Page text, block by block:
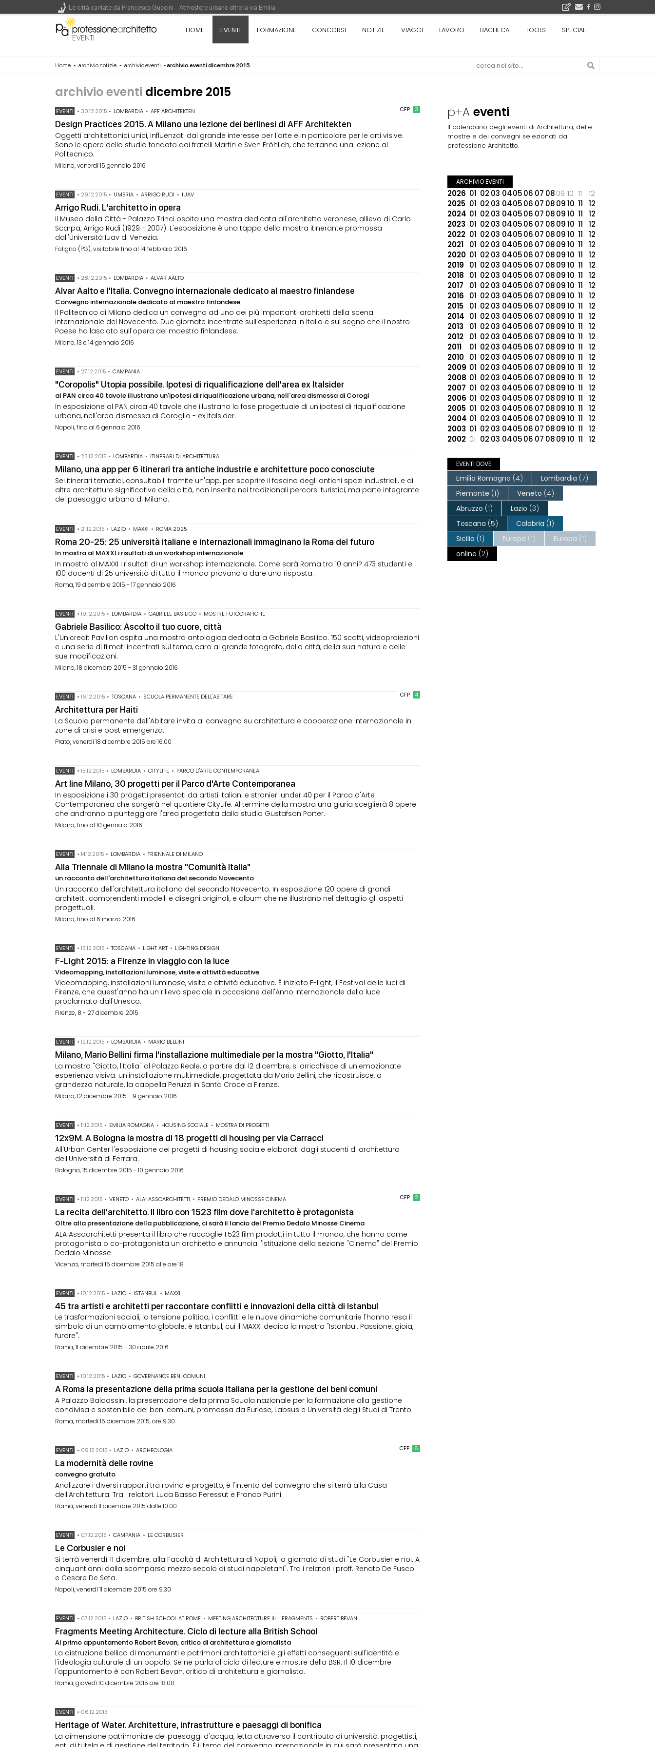
EVENTI
HOME EVENTI FORMAZIONE CONCORSI NOTIZIE VIAGGI LAVORO BACHECA TOOLS SPECIALI
Home ▪ archivio notizie ▪ archivio eventi ▪archivio eventi dicembre 2015
archivio eventi dicembre 2015
CFP 3
EVENTI • 30.12.2015 • LOMBARDIA • AFF ARCHITEKTEN
Design Practices 2015. A Milano una lezione dei berlinesi di AFF Architekten
Oggetti architettonici unici, influenzati dal grande interesse per l'arte e in particolare per le arti visive.
Sono le opere dello studio fondato dai fratelli Martin e Sven Fröhlich, che terranno una lezione al
Politecnico.
Milano, venerdì 15 gennaio 2016
EVENTI • 29.12.2015 • UMBRIA • ARRIGO RUDI • IUAV
Arrigo Rudi. L'architetto in opera
Il Museo della Città - Palazzo Trinci ospita una mostra dedicata all'architetto veronese, allievo di Carlo
Scarpa, Arrigo Rudi (1929 - 2007). L'esposizione è una tappa della mostra itinerante promossa
dall'Università Iuav di Venezia.
Foligno (PG), visitabile fino al 14 febbraio 2016
EVENTI • 28.12.2015 • LOMBARDIA • ALVAR AALTO
Alvar Aalto e l'Italia. Convegno internazionale dedicato al maestro finlandese
Convegno internazionale dedicato al maestro finlandese
Il Politecnico di Milano dedica un convegno ad uno dei più importanti architetti della scena
internazionale del Novecento. Due giornate incentrate sull'esperienza in Italia e sul segno che il nostro
Paese ha lasciato sull'opera del maestro finlandese.
Milano, 13 e 14 gennaio 2016
EVENTI • 27.12.2015 • CAMPANIA
"Coropolis" Utopia possibile. Ipotesi di riqualificazione dell'area ex Italsider
al PAN circa 40 tavole illustrano un'ipotesi di riqualificazione urbana, nell'area dismessa di Corogl
In esposizione al PAN circa 40 tavole che illustrano la fase progettuale di un'ipotesi di riqualificazione
urbana, nell'area dismessa di Coroglio - ex Italsider.
Napoli, fino al 6 gennaio 2016
EVENTI • 23.12.2015 • LOMBARDIA • ITINERARI DI ARCHITETTURA
Milano, una app per 6 itinerari tra antiche industrie e architetture poco conosciute
Sei itinerari tematici, consultabili tramite un'app, per scoprire il fascino degli antichi spazi industriali, e di
altre architetture significative della città, non inserite nei tradizionali percorsi turistici, ma parte integrante
del paesaggio urbano di Milano.
EVENTI • 21.12.2015 • LAZIO • MAXXI • ROMA 2025
Roma 20-25: 25 università italiane e internazionali immaginano la Roma del futuro
In mostra al MAXXI i risultati di un workshop internazionale
In mostra al MAXXI i risultati di un workshop internazionale. Come sarà Roma tra 10 anni? 473 studenti e
100 docenti di 25 università di tutto il mondo provano a dare una risposta.
Roma, 19 dicembre 2015 - 17 gennaio 2016
EVENTI •19.12.2015 • LOMBARDIA • GABRIELE BASILICO • MOSTRE FOTOGRAFICHE
Gabriele Basilico: Ascolto il tuo cuore, città
L'Unicredit Pavilion ospita una mostra antologica dedicata a Gabriele Basilico. 150 scatti, videoproiezioni
e una serie di filmati incentrati sul tema, caro al grande fotografo, della città, della sua natura e delle
sue modificazioni.
Milano, 18 dicembre 2015 - 31 gennaio 2016
CFP 4
EVENTI •16.12.2015 • TOSCANA • SCUOLA PERMANENTE DELL'ABITARE
Architettura per Haiti
La Scuola permanente dell'Abitare invita al convegno su architettura e cooperazione internazionale in
zone di crisi e post emergenza.
Prato, venerdì 18 dicembre 2015 ore 16.00
EVENTI •15.12.2015 • LOMBARDIA • CITYLIFE • PARCO D'ARTE CONTEMPORANEA
Art line Milano, 30 progetti per il Parco d'Arte Contemporanea
In esposizione i 30 progetti presentati da artisti italiani e stranieri under 40 per il Parco d'Arte
Contemporanea che sorgerà nel quartiere CityLife. Al termine della mostra una giuria sceglierà 8 opere
che andranno a punteggiare l'area progettata dallo studio Gustafson Porter.
Milano, fino al 10 gennaio 2016
EVENTI •14.12.2015 • LOMBARDIA • TRIENNALE DI MILANO
Alla Triennale di Milano la mostra "Comunità Italia"
un racconto dell'architettura italiana del secondo Novecento
Un racconto dell'architettura italiana del secondo Novecento. In esposizione 120 opere di grandi
architetti, comprendenti modelli e disegni originali, e album che ne illustrano nel dettaglio gli aspetti
progettuali.
Milano, fino al 6 marzo 2016
EVENTI •13.12.2015 • TOSCANA • LIGHT ART • LIGHTING DESIGN
F-Light 2015: a Firenze in viaggio con la luce
Videomapping, installazioni luminose, visite e attività educative
Videomapping, installazioni luminose, visite e attività educative. È iniziato F-light, il Festival delle luci di
Firenze, che quest'anno ha un rilievo speciale in occasione dell'Anno internazionale della luce
proclamato dall'Unesco.
Firenze, 8 - 27 dicembre 2015
EVENTI •12.12.2015 • LOMBARDIA • MARIO BELLINI
Milano, Mario Bellini firma l'installazione multimediale per la mostra "Giotto, l'Italia"
La mostra "Giotto, l'Italia" al Palazzo Reale, a partire dal 12 dicembre, si arricchisce di un'emozionate
esperienza visiva: un'installazione multimediale, progettata da Mario Bellini, che ricostruisce, a
grandezza naturale, la cappella Peruzzi in Santa Croce a Firenze.
Milano, 12 dicembre 2015 - 9 gennaio 2016
EVENTI •11.12.2015 • EMILIA ROMAGNA • HOUSING SOCIALE • MOSTRA DI PROGETTI
12x9M. A Bologna la mostra di 18 progetti di housing per via Carracci
All'Urban Center l'esposizione dei progetti di housing sociale elaborati dagli studenti di architettura
dell'Università di Ferrara.
Bologna, 15 dicembre 2015 - 10 gennaio 2016
CFP 2
EVENTI •11.12.2015 • VENETO • ALA-ASSOARCHITETTI • PREMIO DEDALO MINOSSE CINEMA
La recita dell'architetto. Il libro con 1523 film dove l'architetto è protagonista
Oltre alla presentazione della pubblicazione, ci sarà il lancio del Premio Dedalo Minosse Cinema
ALA Assoarchitetti presenta il libro che raccoglie 1.523 film prodotti in tutto il mondo, che hanno come
protagonista o co-protagonista un architetto e annuncia l'istituzione della sezione "Cinema" del Premio
Dedalo Minosse
Vicenza, martedì 15 dicembre 2015 alle ore 18
EVENTI •10.12.2015 • LAZIO • ISTANBUL • MAXXI
45 tra artisti e architetti per raccontare conflitti e innovazioni della città di Istanbul
Le trasformazioni sociali, la tensione politica, i conflitti e le nuove dinamiche comunitarie l'hanno resa il
simbolo di un cambiamento globale: è Istanbul, cui il MAXXI dedica la mostra "Istanbul. Passione, gioia,
furore".
Roma, 11 dicembre 2015 - 30 aprile 2016
EVENTI •10.12.2015 • LAZIO • GOVERNANCE BENI COMUNI
A Roma la presentazione della prima scuola italiana per la gestione dei beni comuni
A Palazzo Baldassini, la presentazione della prima Scuola nazionale per la formazione alla gestione
condivisa e sostenibile dei beni comuni, promossa da Euricse, Labsus e Università degli Studi di Trento.
Roma, martedì 15 dicembre 2015, ore 9.30
CFP 6
EVENTI • 09.12.2015 • LAZIO • ARCHEOLOGIA
La modernità delle rovine
convegno gratuito
Analizzare i diversi rapporti tra rovina e progetto, è l'intento del convegno che si terrà alla Casa
dell'Architettura. Tra i relatori: Luca Basso Peressut e Franco Purini.
Roma, venerdì 11 dicembre 2015 dalle 10.00
EVENTI • 07.12.2015 • CAMPANIA • LE CORBUSIER
Le Corbusier e noi
Si terrà venerdì 11 dicembre, alla Facoltà di Architettura di Napoli, la giornata di studi "Le Corbusier e noi. A
cinquant'anni dalla scomparsa mezzo secolo di studi napoletani". Tra i relatori i proff. Renato De Fusco
e Cesare De Seta.
Napoli, venerdì 11 dicembre 2015 ore 9.30
EVENTI • 07.12.2015 • LAZIO • BRITISH SCHOOL AT ROME • MEETING ARCHITECTURE III - FRAGMENTS • ROBERT BEVAN
Fragments Meeting Architecture. Ciclo di lecture alla British School
Al primo appuntamento Robert Bevan, critico di architettura e giornalista
La distruzione bellica di monumenti e patrimoni architettonici e gli effetti conseguenti sull'identità e
l'ideologia culturale di un popolo. Se ne parla al ciclo di lecture e mostre della BSR. Il 10 dicembre
l'appuntamento è con Robert Bevan, critico di architettura e giornalista.
Roma, giovedì 10 dicembre 2015 ore 18.00
EVENTI • 06.12.2015
Heritage of Water. Architetture, infrastrutture e paesaggi di bonifica
La dimensione patrimoniale dei paesaggi d'acqua, letta attraverso il contributo di università, progettisti,
p+A eventi
Il calendario degli eventi di Architettura, delle
mostre e dei convegni selezionati da
professione Architetto.
ARCHIVIO EVENTI
2026 01 02 03 040506 07 0809 10 11
12
2025 01 02 03 040506 07 080910 11
12
2024 01 02 03 040506 07 080910 11
12
2023 01 02 03 040506 07 080910 11
12
2022 01 02 03 040506 07 080910 11
12
2021
01 02 03 040506 07 080910 11
12
2020 01 02 03 040506 07 080910 11
12
2019
01 02 03 040506 07 080910 11
12
2018
01 02 03 040506 07 080910 11
12
2017
01 02 03 040506 07 080910 11
12
2016
01 02 03 040506 07 080910 11
12
2015
01 02 03 040506 07 080910 11
12
2014 01 02 03 040506 07 080910 11
12
2013
01 02 03 040506 07 080910 11
12
2012
01 02 03 040506 07 080910 11
12
2011
01 02 03 040506 07 080910 11
12
2010 01 02 03 040506 07 080910 11
12
2009 01 02 03 040506 07 080910 11
12
2008 01 02 03 040506 07 080910 11
12
2007 01 02 03 040506 07 080910 11
12
2006 01 02 03 040506 07 080910 11
12
2005 01 02 03 040506 07 080910 11
12
2004 01 02 03 040506 07 080910 11
12
2003 01 02 03 040506 07 080910 11
12
2002 01 02 03 040506 07 080910 11 12
EVENTI DOVE
Emilia Romagna (4) Lombardia (7)
Piemonte (1) Veneto (4)
Abruzzo (1) Lazio (3)
Toscana (5) Calabria (1)
Sicilia (1) Europa (1) Europa (1)
online (2)
Le città cantate da Francesco Guccini - Atmosfere urbane oltre la via Emilia
Renzo Piano World Tour 2026, ottava edizione in partenza. Rotta verso Ovest - Europa, Stati Uniti e Canada | 22 agosto > 30 settembre 2026